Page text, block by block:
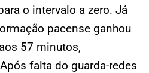
o intervalo a zero. Já
pacense ganhou
57 minutos,
falta do guarda-redes